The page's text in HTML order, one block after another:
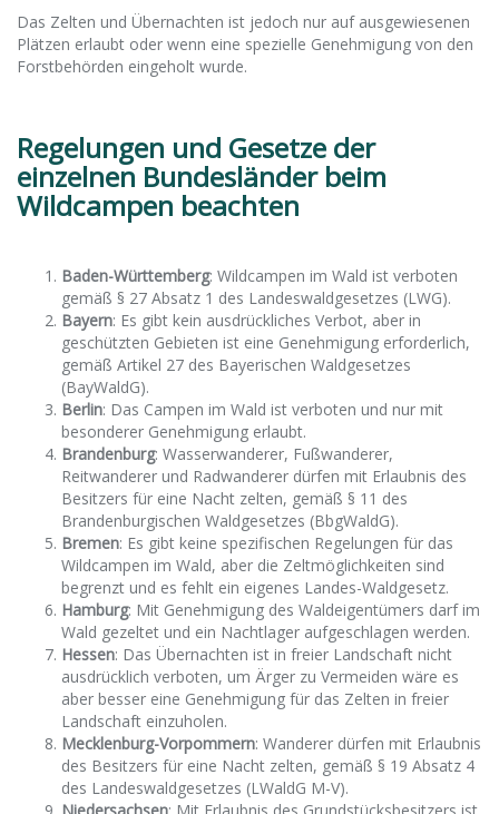
Das Zelten und Übernachten ist jedoch nur auf ausgewiesenen
Plätzen erlaubt oder wenn eine spezielle Genehmigung von den
Forstbehörden eingeholt wurde.
Regelungen und Gesetze der
einzelnen Bundesländer beim
Wildcampen beachten
Baden-Württemberg: Wildcampen im Wald ist verboten
gemäß § 27 Absatz 1 des Landeswaldgesetzes (LWG).
Bayern: Es gibt kein ausdrückliches Verbot, aber in
geschützten Gebieten ist eine Genehmigung erforderlich,
gemäß Artikel 27 des Bayerischen Waldgesetzes
(BayWaldG).
Berlin: Das Campen im Wald ist verboten und nur mit
besonderer Genehmigung erlaubt.
Brandenburg: Wasserwanderer, Fußwanderer,
Reitwanderer und Radwanderer dürfen mit Erlaubnis des
Besitzers für eine Nacht zelten, gemäß § 11 des
Brandenburgischen Waldgesetzes (BbgWaldG).
Bremen: Es gibt keine spezifischen Regelungen für das
Wildcampen im Wald, aber die Zeltmöglichkeiten sind
begrenzt und es fehlt ein eigenes Landes-Waldgesetz.
Hamburg: Mit Genehmigung des Waldeigentümers darf im
Wald gezeltet und ein Nachtlager aufgeschlagen werden.
Hessen: Das Übernachten ist in freier Landschaft nicht
ausdrücklich verboten, um Ärger zu Vermeiden wäre es
aber besser eine Genehmigung für das Zelten in freier
Landschaft einzuholen.
Mecklenburg-Vorpommern: Wanderer dürfen mit Erlaubnis
des Besitzers für eine Nacht zelten, gemäß § 19 Absatz 4
des Landeswaldgesetzes (LWaldG M-V).
Niedersachsen: Mit Erlaubnis des Grundstücksbesitzers ist